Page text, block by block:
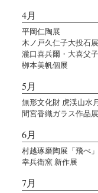
4月
平岡仁陶展
木ノ戸久仁子大投石展
瀧口喜兵爾・大喜父
栁本美帆個展
5月
無形文化財 虎渓山水
間宮香織ガラス作品展
6月
村越琢磨陶展「飛べ」
幸兵衛窯 新作展
7月